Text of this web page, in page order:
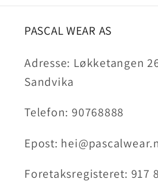
PASCAL WEAR AS
Adresse: Løkketangen
Sandvika
Telefon: 90768888
Epost:
Foretaksregisteret: 917